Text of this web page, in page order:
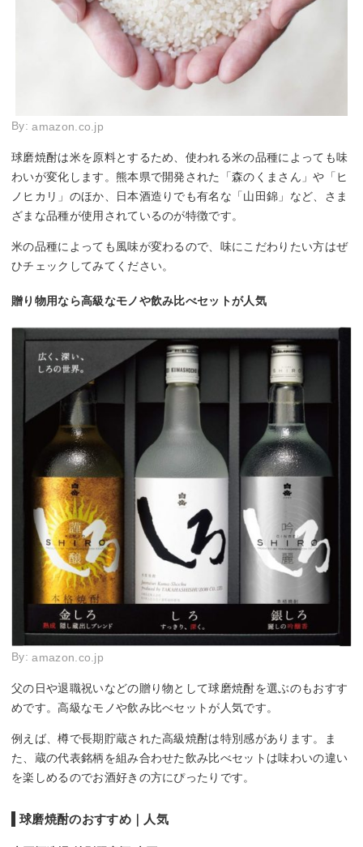
By:amazon.co.jp
球磨焼酎は米を原料とするため、使われる米の品種によっても味
わいが変化します。熊本県で開発された「森のくまさん」や「ヒ
ノヒカリ」のほか、日本酒造りでも有名な「山田錦」など、さま
ざまな品種が使用されているのが特徴です。
米の品種によっても風味が変わるので、味にこだわりたい方はぜ
ひチェックしてみてください。
贈り物用なら高級なモノや飲み比べセットが人気
By:amazon.co.jp
父の日や退職祝いなどの贈り物として球磨焼酎を選ぶのもおすす
めです。高級なモノや飲み比べセットが人気です。
例えば、樽で長期貯蔵された高級焼酎は特別感があります。ま
た、蔵の代表銘柄を組み合わせた飲み比べセットは味わいの違い
を楽しめるのでお酒好きの方にぴったりです。
球磨焼酎のおすすめ｜人気